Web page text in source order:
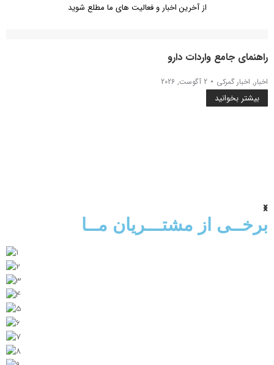
از آخرین اخبار و فعالیت های ما مطلع شوید
راهنمای جامع واردات دارو
اخبار, اخبار گمرکی 2 آگوست, 2026
بیشتر بخوانید
برخــی از مشتـــریان مــا